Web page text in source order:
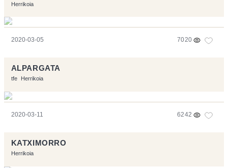
Herrikoia
2020-03-05 7020
ALPARGATA
tfe Herrikoia
2020-03-11 6242
KATXIMORRO
Herrikoia